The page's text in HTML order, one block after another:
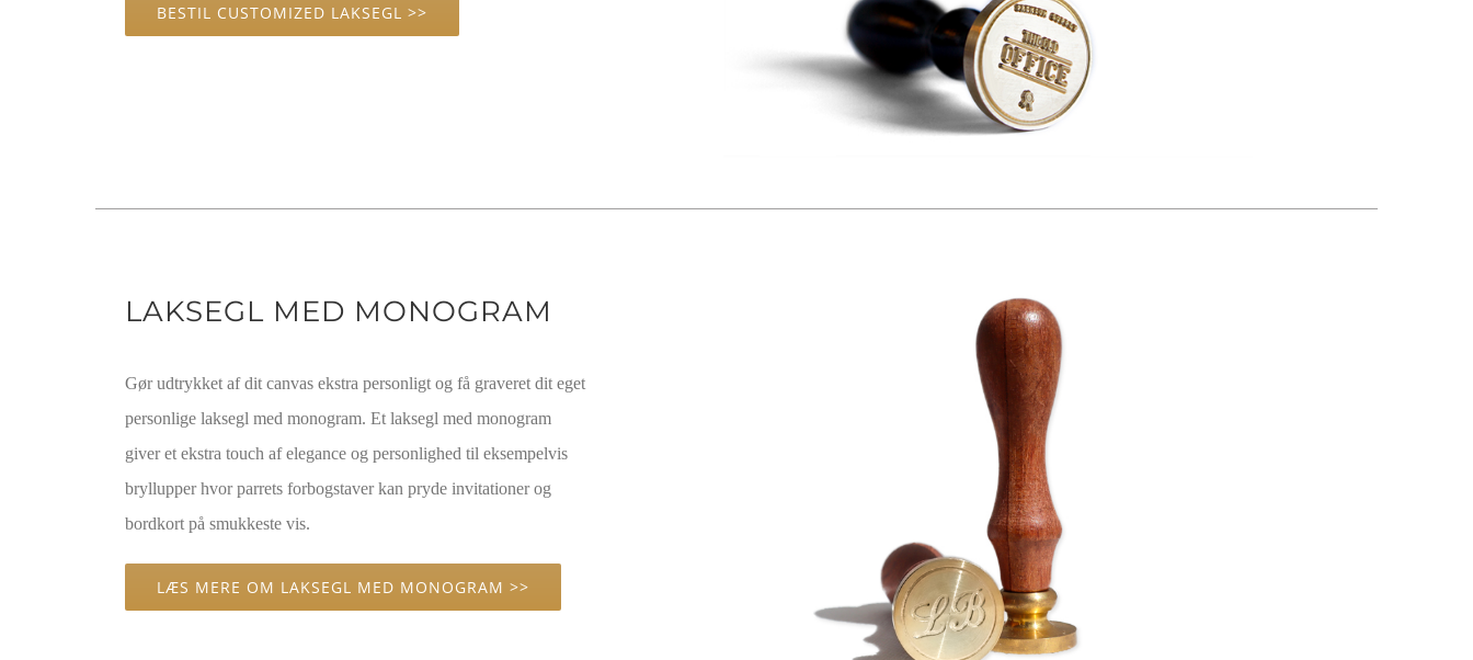
BESTIL CUSTOMIZED LAKSEGL >>
LAKSEGL MED MONOGRAM
Gør udtrykket af dit canvas ekstra personligt og få graveret dit eget
personlige laksegl med monogram. Et laksegl med monogram
giver et ekstra touch af elegance og personlighed til eksempelvis
bryllupper hvor parrets forbogstaver kan pryde invitationer og
bordkort på smukkeste vis.
LÆS MERE OM LAKSEGL MED MONOGRAM >>